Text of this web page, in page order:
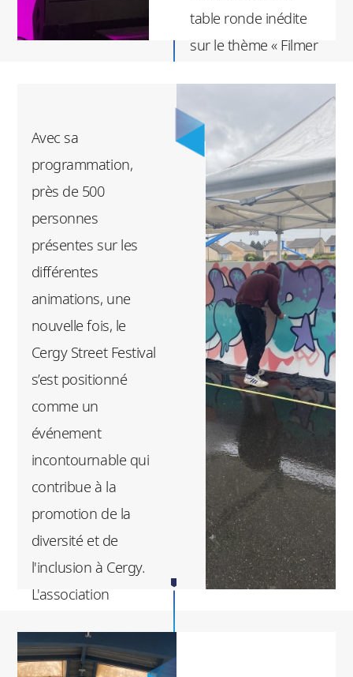
table ronde inédite
sur le thème « Filmer
animée par Sam's
(Moussa Mansaly),
acteur et rappeur,
Christian Macari,
réalisateur et
producteur, et Baloo
(Lénaïc Landry),
créateur de contenu.
Un moment fort
organisé
conjointement avec
l'association des
Mardis de l’ESSEC.
Avec sa
programmation,
près de 500
personnes
présentes sur les
différentes
animations, une
nouvelle fois, le
Cergy Street Festival
s’est positionné
comme un
événement
incontournable qui
contribue à la
promotion de la
diversité et de
l'inclusion à Cergy.
L'association
de plus démontré